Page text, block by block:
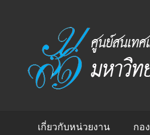
สนเทศ
แนะแนว
การ
ศึกษา
อาชีพ
เกี่ยวกับหน่วยงาน กอ